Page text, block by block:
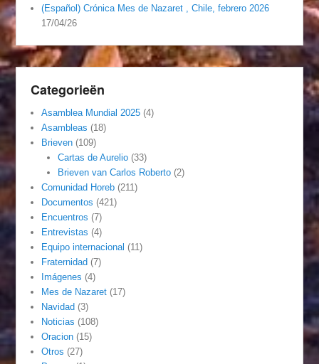
(Español) Crónica Mes de Nazaret , Chile, febrero 2026
17/04/26
Categorieën
Asamblea Mundial 2025 (4)
Asambleas (18)
Brieven (109)
Cartas de Aurelio(33)
Brieven van Carlos Roberto(2)
Comunidad Horeb (211)
Documentos (421)
Encuentros (7)
Entrevistas (4)
Equipo internacional (11)
Fraternidad (7)
Imágenes (4)
Mes de Nazaret (17)
Navidad (3)
Noticias (108)
Oracion (15)
Otros (27)